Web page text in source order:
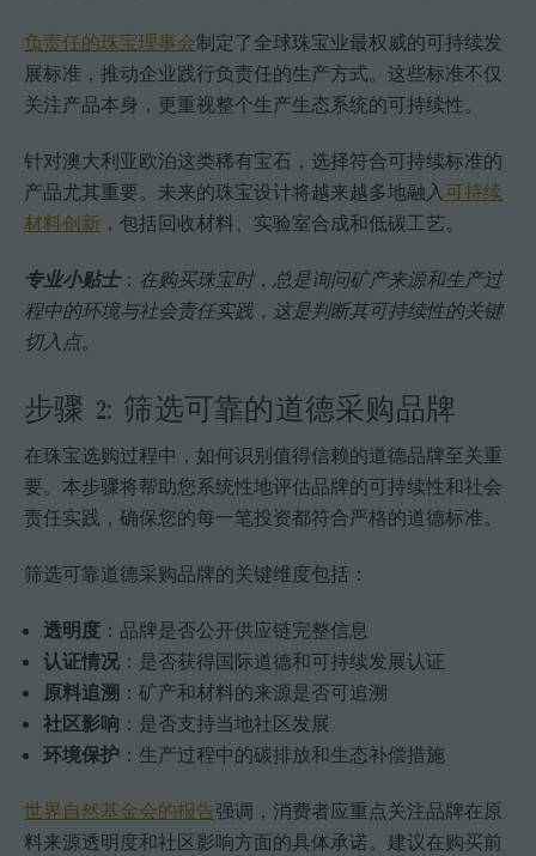
负责任的珠宝理事会制定了全球珠宝业最权威的可持续发
展标准，推动企业践行负责任的生产方式。这些标准不仅
关注产品本身，更重视整个生产生态系统的可持续性。
针对澳大利亚欧泊这类稀有宝石，选择符合可持续标准的
产品尤其重要。未来的珠宝设计将越来越多地融入可持续
材料创新 ，包括回收材料、实验室合成和低碳工艺。
专业小贴士： 在购买珠宝时，总是询问矿产来源和生产过
程中的环境与社会责任实践，这是判断其可持续性的关键
切入点。
步骤 2: 筛选可靠的道德采购品牌
在珠宝选购过程中，如何识别值得信赖的道德品牌至关重
要。本步骤将帮助您系统性地评估品牌的可持续性和社会
责任实践，确保您的每一笔投资都符合严格的道德标准。
筛选可靠道德采购品牌的关键维度包括：
透明度 ：品牌是否公开供应链完整信息
认证情况 ：是否获得国际道德和可持续发展认证
原料追溯 ：矿产和材料的来源是否可追溯
社区影响 ：是否支持当地社区发展
环境保护 ：生产过程中的碳排放和生态补偿措施
世界自然基金会的报告强调，消费者应重点关注品牌在原
料来源透明度和社区影响方面的具体承诺。建议在购买前